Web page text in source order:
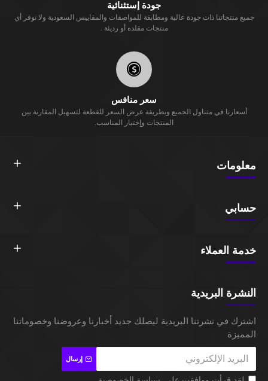
جودة إستثنائية
جميع منتجاتنا ذات جودة عالية ومطابقة للمواصفات والمقاييس السعودية ولا نوفر أي
منتجات مقلده أو رديئة .
سعر منافس
أسعارنا في متناول الجميع وبطريقة عرض السعر للقطعة لتسهيل المقارنة بين
المنتجات وإختيار المناسب.
معلومات
حسابي
خدمة العملاء
النشرة البريدية
اشترك في نشرتنا البريدية ليصلك جديد أخبارنا وعروضنا وخصوماتنا
المميزة
إرسال